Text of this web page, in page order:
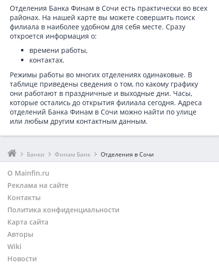
Отделения Банка Финам в Сочи есть практически во всех
районах. На нашей карте вы можете совершить поиск
филиала в наиболее удобном для себя месте. Сразу
откроется информация о:
времени работы,
контактах.
Режимы работы во многих отделениях одинаковые. В
таблице приведены сведения о том, по какому графику
они работают в праздничные и выходные дни. Часы,
которые остались до открытия филиала сегодня. Адреса
отделений Банка Финам в Сочи можно найти по улице
или любым другим контактным данным.
Банки Финам Банк Отделения в Сочи
О Mainfin.ru
Реклама на сайте
Контакты
Политика конфиденциальности
Карта сайта
Авторы
Wiki
Новости